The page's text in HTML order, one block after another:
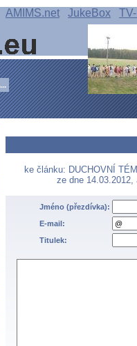
AMIMS.net JukeBox
ke článku: DUCHOVNÍ
ze dne
Jméno (přezdívka):
E-mail:
Titulek: